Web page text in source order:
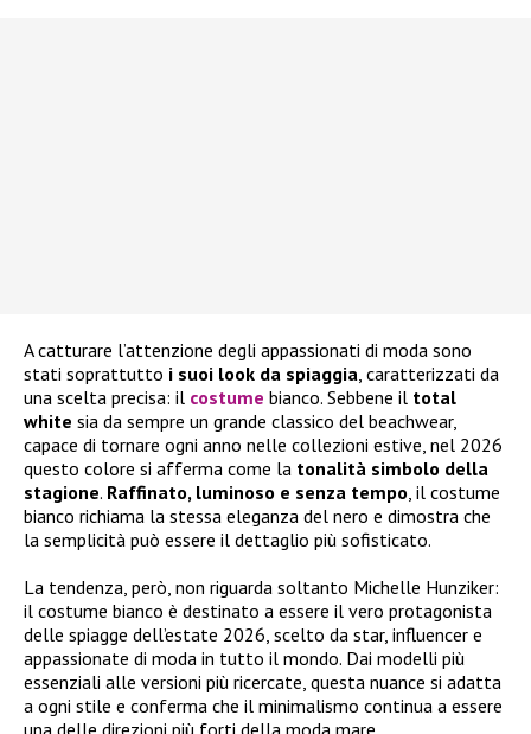
A catturare l’attenzione degli appassionati di moda sono
stati soprattutto i suoi look da spiaggia, caratterizzati da
una scelta precisa: il costume bianco. Sebbene il total
white sia da sempre un grande classico del beachwear,
capace di tornare ogni anno nelle collezioni estive, nel 2026
questo colore si afferma come la tonalità simbolo della
stagione. Raffinato, luminoso e senza tempo, il costume
bianco richiama la stessa eleganza del nero e dimostra che
la semplicità può essere il dettaglio più sofisticato.
La tendenza, però, non riguarda soltanto Michelle Hunziker:
il costume bianco è destinato a essere il vero protagonista
delle spiagge dell’estate 2026, scelto da star, influencer e
appassionate di moda in tutto il mondo. Dai modelli più
essenziali alle versioni più ricercate, questa nuance si adatta
a ogni stile e conferma che il minimalismo continua a essere